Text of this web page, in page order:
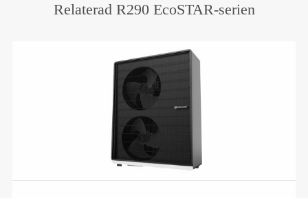
Relaterad R290 EcoSTAR-serien